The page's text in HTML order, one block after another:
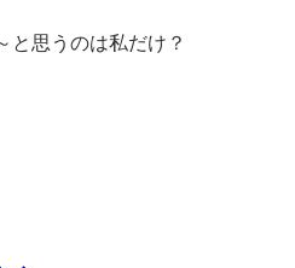
と思うのは私だけ？